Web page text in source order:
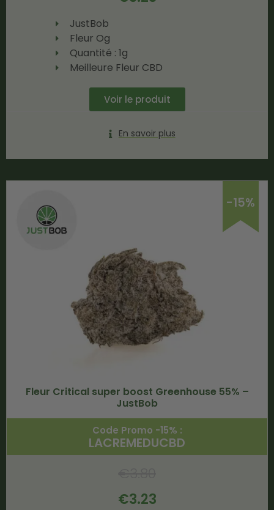
JustBob
Fleur Og
Quantité : 1g
Meilleure Fleur CBD
Voir le produit
En savoir plus
-15%
Fleur Critical super boost Greenhouse 55% –
JustBob
Code Promo -15% :
LACREMEDUCBD
€3.23